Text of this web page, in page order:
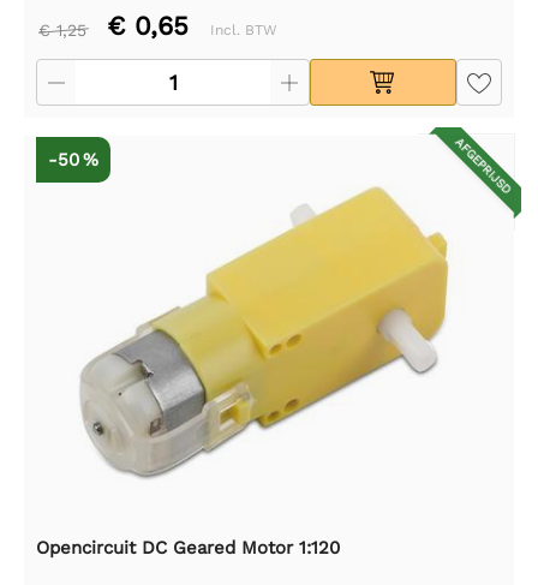
€ 1,25 € 0,65 Incl. BTW
AFGEPRIJSD
-50 %
Opencircuit DC Geared Motor 1:120